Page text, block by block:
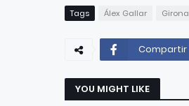
Tags Álex Gallar Girona
Compartir
YOU MIGHT LIKE